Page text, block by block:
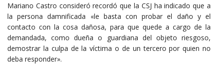
Mariano Castro consideró recordó que la CSJ ha indicado que a
la persona damnificada «le basta con probar el daño y el
contacto con la cosa dañosa, para que quede a cargo de la
demandada, como dueña o guardiana del objeto riesgoso,
demostrar la culpa de la víctima o de un tercero por quien no
deba responder».